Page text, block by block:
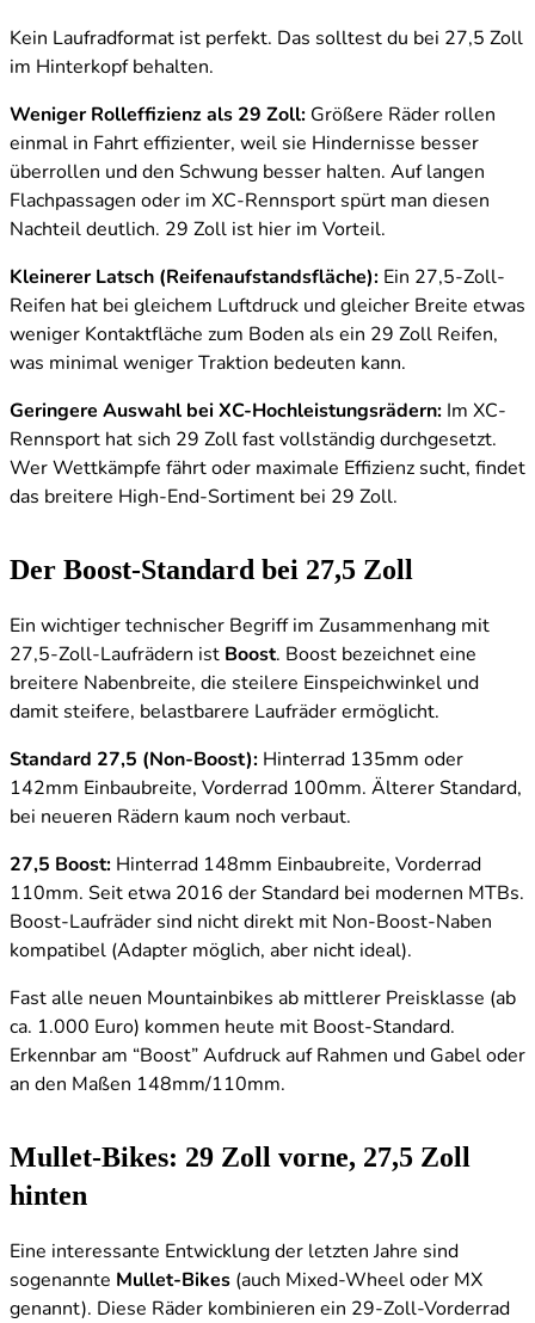
Kein Laufradformat ist perfekt. Das solltest du bei 27,5 Zoll
im Hinterkopf behalten.
Weniger Rolleffizienz als 29 Zoll: Größere Räder rollen
einmal in Fahrt effizienter, weil sie Hindernisse besser
überrollen und den Schwung besser halten. Auf langen
Flachpassagen oder im XC-Rennsport spürt man diesen
Nachteil deutlich. 29 Zoll ist hier im Vorteil.
Kleinerer Latsch (Reifenaufstandsfläche): Ein 27,5-Zoll-
Reifen hat bei gleichem Luftdruck und gleicher Breite etwas
weniger Kontaktfläche zum Boden als ein 29 Zoll Reifen,
was minimal weniger Traktion bedeuten kann.
Geringere Auswahl bei XC-Hochleistungsrädern: Im XC-
Rennsport hat sich 29 Zoll fast vollständig durchgesetzt.
Wer Wettkämpfe fährt oder maximale Effizienz sucht, findet
das breitere High-End-Sortiment bei 29 Zoll.
Der Boost-Standard bei 27,5 Zoll
Ein wichtiger technischer Begriff im Zusammenhang mit
27,5-Zoll-Laufrädern ist Boost. Boost bezeichnet eine
breitere Nabenbreite, die steilere Einspeichwinkel und
damit steifere, belastbarere Laufräder ermöglicht.
Standard 27,5 (Non-Boost): Hinterrad 135mm oder
142mm Einbaubreite, Vorderrad 100mm. Älterer Standard,
bei neueren Rädern kaum noch verbaut.
27,5 Boost: Hinterrad 148mm Einbaubreite, Vorderrad
110mm. Seit etwa 2016 der Standard bei modernen MTBs.
Boost-Laufräder sind nicht direkt mit Non-Boost-Naben
kompatibel (Adapter möglich, aber nicht ideal).
Fast alle neuen Mountainbikes ab mittlerer Preisklasse (ab
ca. 1.000 Euro) kommen heute mit Boost-Standard.
Erkennbar am “Boost” Aufdruck auf Rahmen und Gabel oder
an den Maßen 148mm/110mm.
Mullet-Bikes: 29 Zoll vorne, 27,5 Zoll
hinten
Eine interessante Entwicklung der letzten Jahre sind
sogenannte Mullet-Bikes (auch Mixed-Wheel oder MX
genannt). Diese Räder kombinieren ein 29-Zoll-Vorderrad